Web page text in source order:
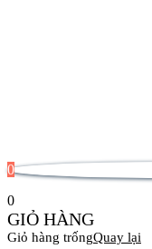
0
0
GIỎ HÀNG
Giỏ hàng trốngQuay lại